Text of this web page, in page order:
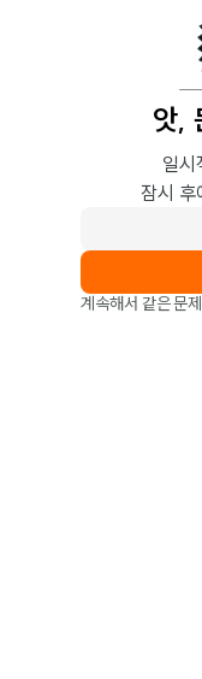
앗,
일시
잠시 후
계속해서 같은 문